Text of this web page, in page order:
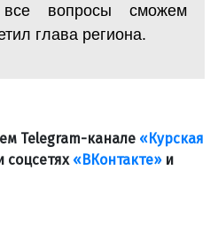
вопросы сможем
глава региона.
Telegram-канале «Курская
соцсетях «ВКонтакте»и